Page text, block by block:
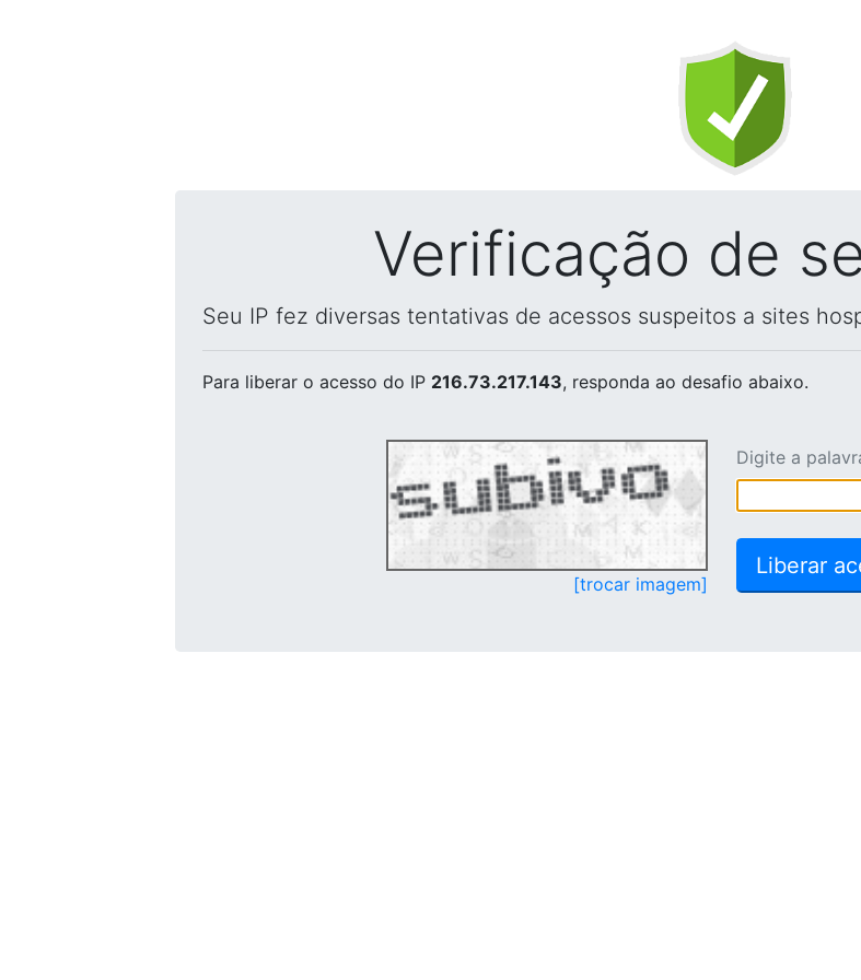
Verificação de
Seu IP fez diversas tentativas de acessos suspeitos a sites
Para liberar o acesso do IP 216.73.217.143, responda ao desafio abaixo.
[trocar imagem]
Digite a